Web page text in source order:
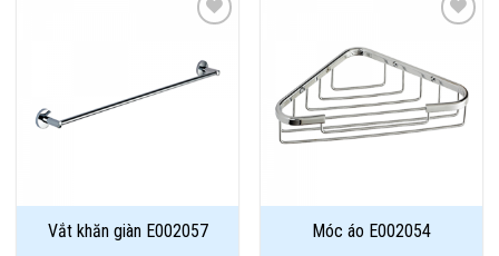
Add to
Vắt khăn giàn E002057
Add to
Wishlist
Móc áo E002054